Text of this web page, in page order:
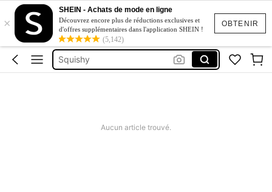
OBTENIR
×
SHEIN - Achats de mode en ligne
Découvrez encore plus de réductions exclusives et
d'offres supplémentaires dans l'application SHEIN !
(5,142)
Chemise De Nuit Femme été Coton
Robe Soiree Femme
Squishy
Robe été Grande Taille
Aucun article trouvé.